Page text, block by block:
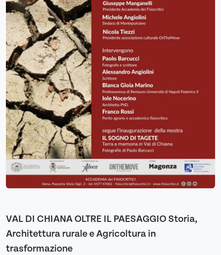
VAL DI CHIANA OLTRE IL PAESAGGIO Storia,
Architettura rurale e Agricoltura in
trasformazione